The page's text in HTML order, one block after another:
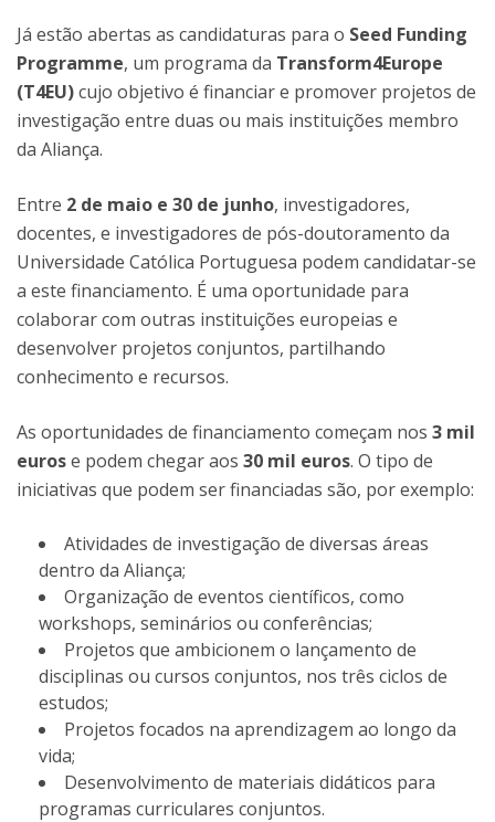
Já estão abertas as candidaturas para o Seed Funding
Programme, um programa da Transform4Europe
(T4EU)cujo objetivo é financiar e promover projetos de
investigação entre duas ou mais instituições membro
da Aliança.
Entre 2 de maio e 30 de junho, investigadores,
docentes, e investigadores de pós-doutoramento da
Universidade Católica Portuguesa podem candidatar-se
a este financiamento. É uma oportunidade para
colaborar com outras instituições europeias e
desenvolver projetos conjuntos, partilhando
conhecimento e recursos.
As oportunidades de financiamento começam nos 3 mil
eurose podem chegar aos 30 mil euros. O tipo de
iniciativas que podem ser financiadas são, por exemplo:
Atividades de investigação de diversas áreas
dentro da Aliança;
Organização de eventos científicos, como
workshops, seminários ou conferências;
Projetos que ambicionem o lançamento de
disciplinas ou cursos conjuntos, nos três ciclos de
estudos;
Projetos focados na aprendizagem ao longo da
vida;
Desenvolvimento de materiais didáticos para
programas curriculares conjuntos.